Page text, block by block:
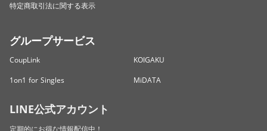
特定商取引法に関する表示
グループサービス
CoupLink
KOIGAKU
1on1 for Singles
MiDATA
LINE公式アカウント
定期的にお得な情報配信中！